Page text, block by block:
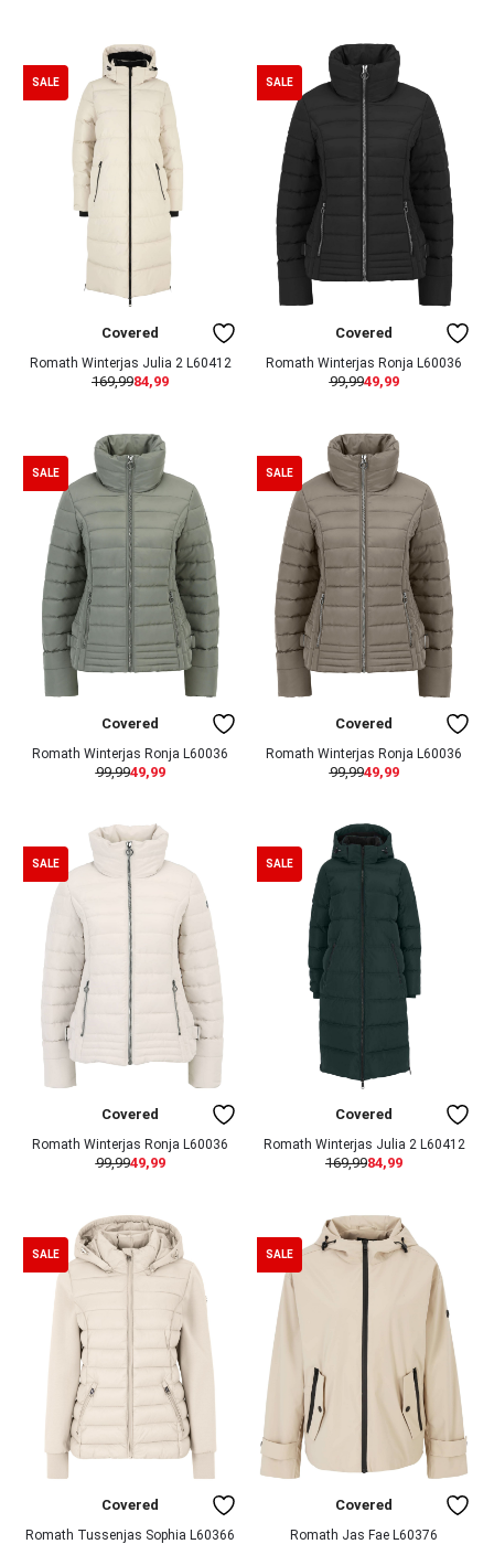
SALE
Covered
Romath Winterjas Julia 2 L60412
169,9984,99
SALE
Covered
Romath Winterjas Ronja L60036
99,9949,99
SALE
Covered
Romath Winterjas Ronja L60036
99,9949,99
SALE
Covered
Romath Winterjas Ronja L60036
99,9949,99
SALE
Covered
Romath Winterjas Ronja L60036
99,9949,99
SALE
Covered
Romath Winterjas Julia 2 L60412
169,9984,99
SALE
Covered
Romath Tussenjas Sophia L60366
SALE
Covered
Romath Jas Fae L60376